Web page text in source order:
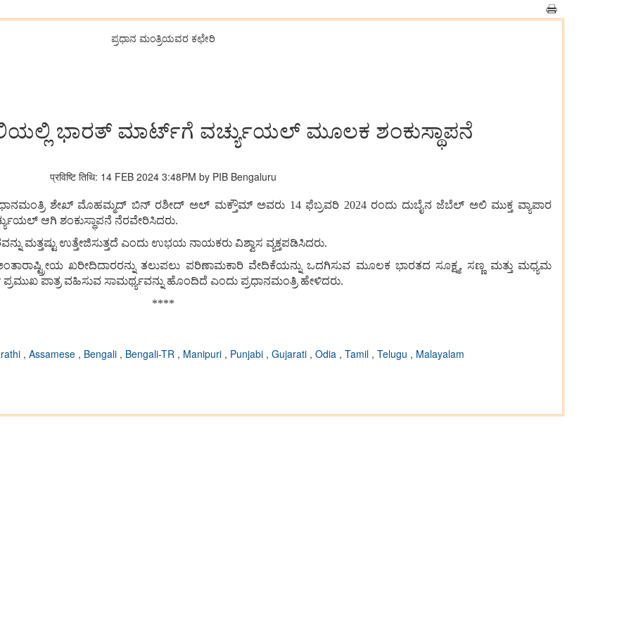
ಪ್ರಧಾನ ಮಂತ್ರಿಯವರ ಕಛೇರಿ
ಭಾರತ್ ಮಾರ್ಟ್‌ಗೆ ವರ್ಚ್ಯುಯಲ್‌ ಮೂಲಕ ಶಂಕುಸ್ಥಾಪನೆ
प्रविष्टि तिथि: 14 FEB 2024 3:48PM by PIB Bengaluru
ಪ್ರಧಾನಮಂತ್ರಿ ಶೇಖ್ ಮೊಹಮ್ಮದ್ ಬಿನ್ ರಶೀದ್ ಅಲ್ ಮಕ್ತೌಮ್ ಅವರು 14 ಫೆಬ್ರವರಿ 2024 ರಂದು ದುಬೈನ ಜೆಬೆಲ್ ಅಲಿ ಮುಕ್ತ ವ್ಯಾಪಾರ
ಆಗಿ ಶಂಕುಸ್ಥಾಪನೆ ನೆರವೇರಿಸಿದರು.
ಮತ್ತಷ್ಟು ಉತ್ತೇಜಿಸುತ್ತದೆ ಎಂದು ಉಭಯ ನಾಯಕರು ವಿಶ್ವಾಸ ವ್ಯಕ್ತಪಡಿಸಿದರು.
ಖರೀದಿದಾರರನ್ನು ತಲುಪಲು ಪರಿಣಾಮಕಾರಿ ವೇದಿಕೆಯನ್ನು ಒದಗಿಸುವ ಮೂಲಕ ಭಾರತದ ಸೂಕ್ಷ್ಮ, ಸಣ್ಣ ಮತ್ತು ಮಧ್ಯಮ
ಪಾತ್ರ ವಹಿಸುವ ಸಾಮರ್ಥ್ಯವನ್ನು ಹೊಂದಿದೆ ಎಂದು ಪ್ರಧಾನಮಂತ್ರಿ ಹೇಳಿದರು.
****
, Assamese , Bengali , Bengali-TR , Manipuri , Punjabi , Gujarati , Odia , Tamil , Telugu , Malayalam